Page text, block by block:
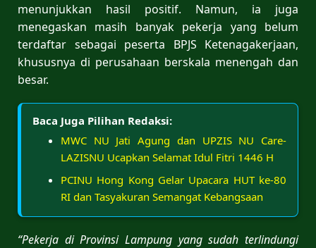
menunjukkan hasil positif. Namun, ia juga
menegaskan masih banyak pekerja yang belum
terdaftar sebagai peserta BPJS Ketenagakerjaan,
khususnya di perusahaan berskala menengah dan
besar.
Baca Juga Pilihan Redaksi:
MWC NU Jati Agung dan UPZIS NU Care-
LAZISNU Ucapkan Selamat Idul Fitri 1446 H
PCINU Hong Kong Gelar Upacara HUT ke-80
RI dan Tasyakuran Semangat Kebangsaan
“Pekerja di Provinsi Lampung yang sudah terlindungi